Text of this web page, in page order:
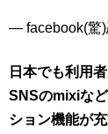
― facebook(驚
日本でも利用
SNSのmixiな
ション機能が